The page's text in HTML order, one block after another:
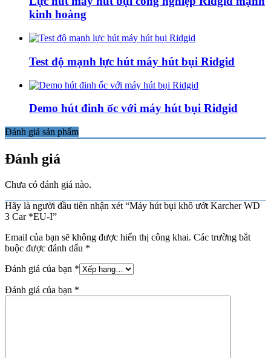
kinh hoàng
Test độ mạnh lực hút máy hút bụi Ridgid
Demo hút đinh ốc với máy hút bụi Ridgid
Đánh giá sản phẩm
Đánh giá
Chưa có đánh giá nào.
Hãy là người đầu tiên nhận xét “Máy hút bụi khô ướt Karcher WD
3 Car *EU-I”
Email của bạn sẽ không được hiển thị công khai. Các trường bắt
buộc được đánh dấu *
Đánh giá của bạn *
Đánh giá của bạn *